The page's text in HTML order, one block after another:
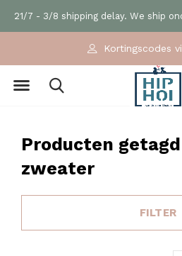
Kortingscodes
21/7 - 3/8 shipping delay. We ship
Producten
zweater
FILTER